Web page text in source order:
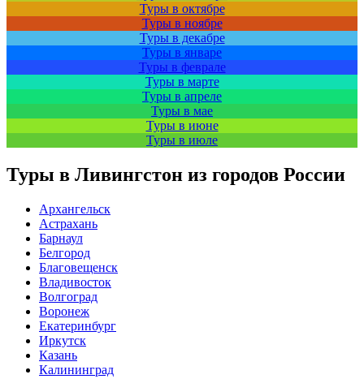
Туры в октябре
Туры в ноябре
Туры в декабре
Туры в январе
Туры в феврале
Туры в марте
Туры в апреле
Туры в мае
Туры в июне
Туры в июле
Туры в Ливингстон из городов России
Архангельск
Астрахань
Барнаул
Белгород
Благовещенск
Владивосток
Волгоград
Воронеж
Екатеринбург
Иркутск
Казань
Калининград